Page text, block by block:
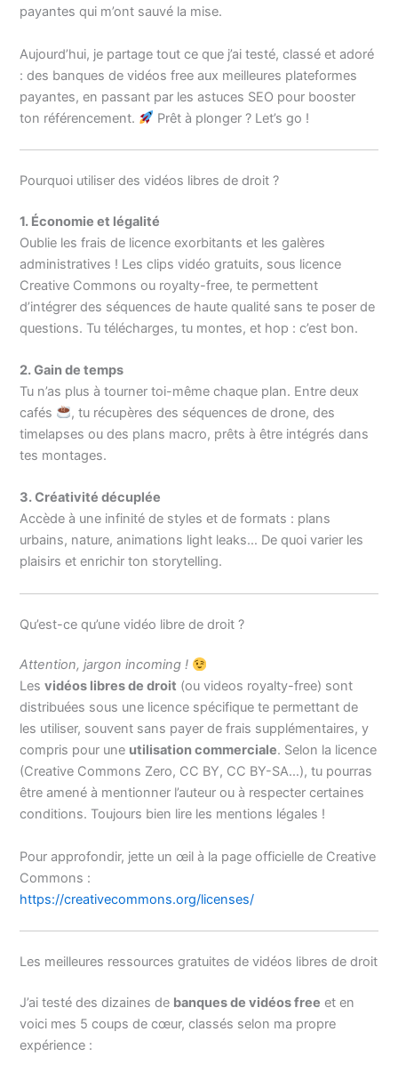
payantes qui m’ont sauvé la mise.
Aujourd’hui, je partage tout ce que j’ai testé, classé et adoré
: des banques de vidéos free aux meilleures plateformes
payantes, en passant par les astuces SEO pour booster
ton référencement.
Prêt à plonger ? Let’s go !
Pourquoi utiliser des vidéos libres de droit ?
1. Économie et légalité
Oublie les frais de licence exorbitants et les galères
administratives ! Les clips vidéo gratuits, sous licence
Creative Commons ou royalty-free, te permettent
d’intégrer des séquences de haute qualité sans te poser de
questions. Tu télécharges, tu montes, et hop : c’est bon.
2. Gain de temps
Tu n’as plus à tourner toi-même chaque plan. Entre deux
cafés
, tu récupères des séquences de drone, des
timelapses ou des plans macro, prêts à être intégrés dans
tes montages.
3. Créativité décuplée
Accède à une infinité de styles et de formats : plans
urbains, nature, animations light leaks… De quoi varier les
plaisirs et enrichir ton storytelling.
Qu’est-ce qu’une vidéo libre de droit ?
Attention, jargon incoming !
Lesvidéos libres de droit (ou videos royalty-free) sont
distribuées sous une licence spécifique te permettant de
les utiliser, souvent sans payer de frais supplémentaires, y
compris pour une utilisation commerciale. Selon la licence
(Creative Commons Zero, CC BY, CC BY-SA…), tu pourras
être amené à mentionner l’auteur ou à respecter certaines
conditions. Toujours bien lire les mentions légales !
Pour approfondir, jette un œil à la page officielle de Creative
Commons :
https://creativecommons.org/licenses/
Les meilleures ressources gratuites de vidéos libres de droit
J’ai testé des dizaines de banques de vidéos free et en
voici mes 5 coups de cœur, classés selon ma propre
expérience :